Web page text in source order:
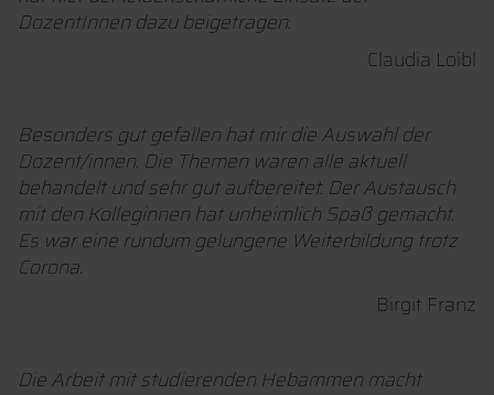
DozentInnen dazu beigetragen.
Claudia Loibl
Besonders gut gefallen hatmirdie Auswahl der
Dozent/innen. Die Themen waren alle aktuell
behandelt und sehr gut aufbereitet. Der Austausch
mit den Kolleginnen hat unheimlich Spaß gemacht.
Es war eine rundum gelungene Weiterbildung trotz
Corona.
Birgit Franz
Die Arbeit mit studierenden Hebammen macht